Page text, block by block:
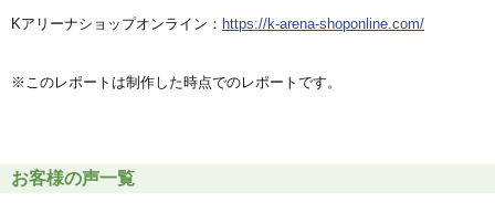
Kアリーナショップオンライン： https://k-arena-shoponline.com/
※このレポートは制作した時点でのレポートです。
お客様の声一覧